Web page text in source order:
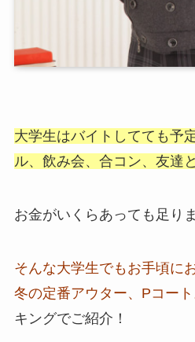
大学生はバイトしてても予
ル、飲み会、合コン、友達
お金がいくらあっても足り
そんな大学生でもお手頃に
冬の定番アウター、Pコート
キングでご紹介！